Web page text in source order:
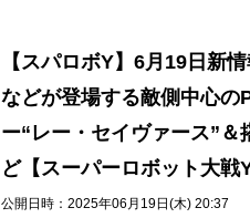
【スパロボY】6月19日新
などが登場する敵側中心の
ー“レー・セイヴァース”＆
ど【スーパーロボット大戦Y
公開日時：2025年06月19日(木) 20:37